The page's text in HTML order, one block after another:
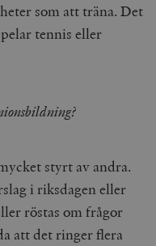
som att träna. Det
tennis eller
styrt av andra.
i riksdagen eller
röstas om frågor
att det ringer flera